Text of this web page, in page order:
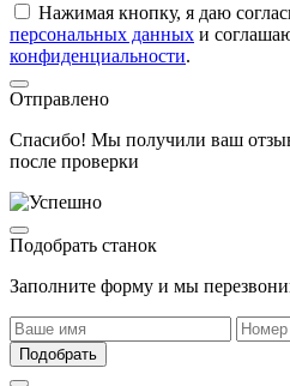
Нажимая кнопку, я даю
персональных данных и
конфиденциальности.
Отправлено
Спасибо! Мы получили ваш
после проверки
Подобрать станок
Заполните форму и мы
Подобрать